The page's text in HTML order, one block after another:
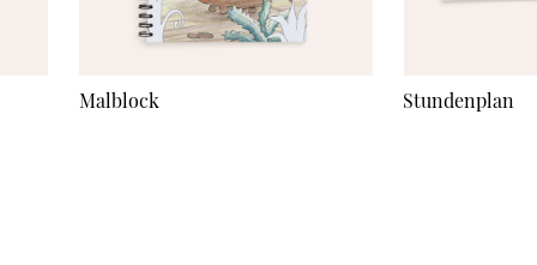
Malblock Stundenplan